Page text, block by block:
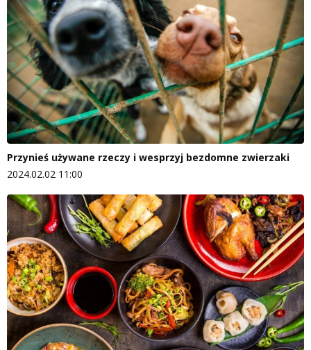
Przynieś używane rzeczy i wesprzyj bezdomne zwierzaki
2024.02.02 11:00